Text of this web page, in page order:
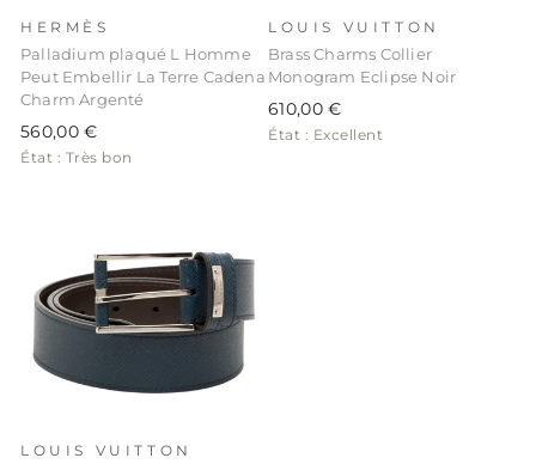
HERMÈS
Palladium plaqué L Homme
Peut Embellir La Terre Cadena
Charm Argenté
560,00 €
État : Très bon
LOUIS VUITTON
Brass Charms Collier
Monogram Eclipse Noir
610,00 €
État : Excellent
LOUIS VUITTON